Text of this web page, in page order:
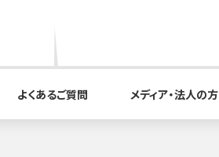
よくあるご質問 メディア・法人の方